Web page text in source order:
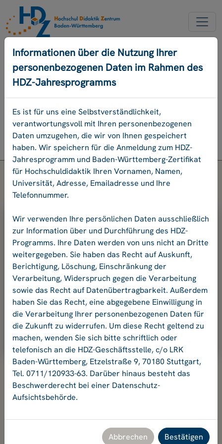
NEUER ACCOUNT
PASSWORD VERGESSEN
ENGLISCH
Programm
Login
Bitte geben Sie Ihre E-Mail-Adresse
und Ihr Passwort an.
E-Mail-Adresse:
Passwort:
Ok
Hochschuldidaktikzentrum Baden-Württemberg
Etzelstraße 9, 70180 Stuttgart, Tel. +49 711 120933-63,
Informationen über die Nutzung Ihrer
personenbezogenen Daten im Rahmen des
HDZ-Jahresprogramms
Es ist für uns eine Selbstverständlichkeit,
verantwortungsvoll mit Ihren personenbezogenen
Daten umzugehen, die wir von Ihnen gespeichert
haben. Wir speichern für die Anmeldung zum HDZ-
Jahresprogramm und Baden-Württemberg-Zertifikat
für Hochschuldidaktik Ihren Vornamen, Namen,
Universität, Adresse, Emailadresse und Ihre
Telefonnummer.
Wir verwenden Ihre persönlichen Daten ausschließlich
zur Information über und Durchführung des HDZ-
Programms. Ihre Daten werden von uns nicht an Dritte
weitergegeben. Sie haben das Recht auf Auskunft,
Berichtigung, Löschung, Einschränkung der
Verarbeitung, Widerspruch gegen die Verarbeitung
sowie das Recht auf Datenübertragbarkeit. Außerdem
haben Sie das Recht, eine abgegebene Einwilligung in
die Verarbeitung Ihrer personenbezogenen Daten für
die Zukunft zu widerrufen. Um diese Recht geltend zu
machen, wenden Sie sich bitte schriftlich oder
telefonisch an die HDZ-Geschäftsstelle, c/o LRK
Baden-Württemberg, Etzelstraße 9, 70180 Stuttgart,
Tel. 0711/120933-63. Darüber hinaus besteht das
Beschwerderecht bei einer Datenschutz-
Aufsichtsbehörde.
Abbrechen Bestätigen